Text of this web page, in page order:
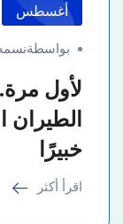
أغسطس
لأول
خبيرًا
اقرأ أكثر